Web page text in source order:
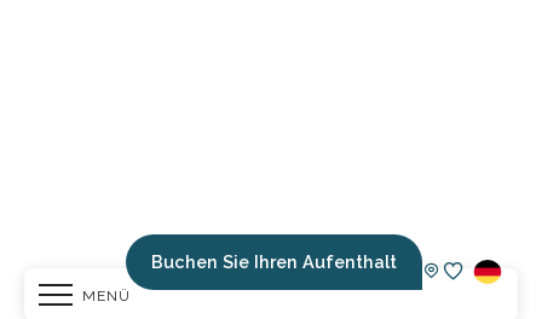
MENÜ
Buchen Sie Ihren Aufenthalt